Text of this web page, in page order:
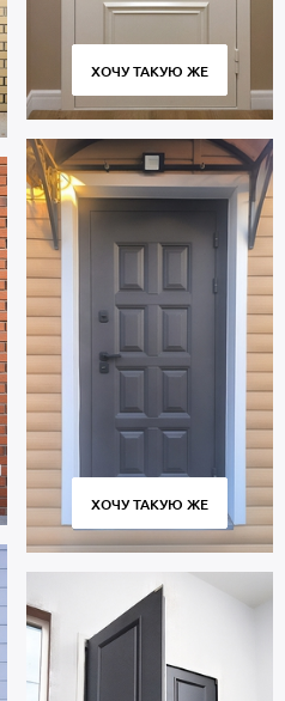
ХОЧУ ТАКУЮ ЖЕ
ХОЧУ ТАКУЮ ЖЕ